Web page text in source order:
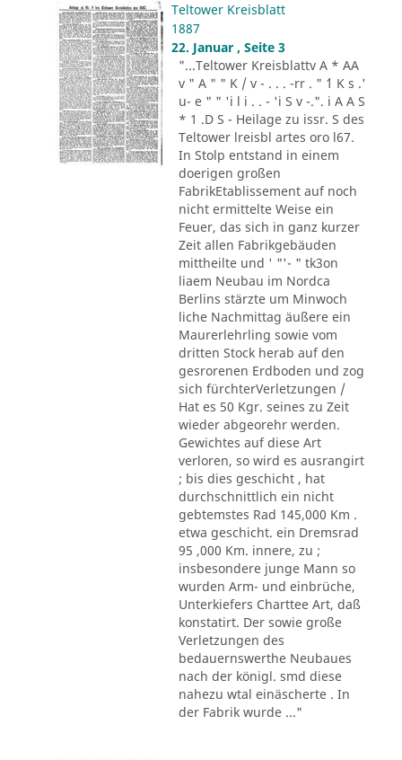
Teltower Kreisblatt
1887
22. Januar , Seite 3
"...Teltower Kreisblattv A * AA
v " A " " K / v - . . . -rr . " ´1 K s .'
u- e " " 'i l i . . - 'i S v -.". i A A S
* 1 .D S - Heilage zu issr. S des
Teltower lreisbl artes oro l67.
In Stolp entstand in einem
doerigen großen
FabrikEtablissement auf noch
nicht ermittelte Weise ein
Feuer, das sich in ganz kurzer
Zeit allen Fabrikgebäuden
mittheilte und ' "'- " tk3on
liaem Neubau im Nordca
Berlins stärzte um Minwoch
liche Nachmittag äußere ein
Maurerlehrling sowie vom
dritten Stock herab auf den
gesrorenen Erdboden und zog
sich fürchterVerletzungen /
Hat es 50 Kgr. seines zu Zeit
wieder abgeorehr werden.
Gewichtes auf diese Art
verloren, so wird es ausrangirt
; bis dies geschicht , hat
durchschnittlich ein nicht
gebtemstes Rad 145,000 Km .
etwa geschicht. ein Dremsrad
95 ,000 Km. innere, zu ;
insbesondere junge Mann so
wurden Arm- und einbrüche,
Unterkiefers Charttee Art, daß
konstatirt. Der sowie große
Verletzungen des
bedauernswerthe Neubaues
nach der königl. smd diese
nahezu wtal einäscherte . In
der Fabrik wurde ..."